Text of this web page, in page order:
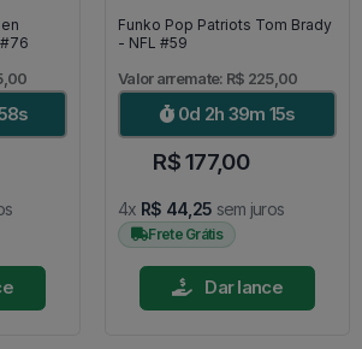
Roethlisberger - NFL #76
Funko Pop Patriots Tom Brady
- NFL #59
Valor arremate: R$ 225,00
0d 2h 39m 13s
R$ 177,00
4x R$ 44,25 sem juros
Frete Grátis
Dar lance